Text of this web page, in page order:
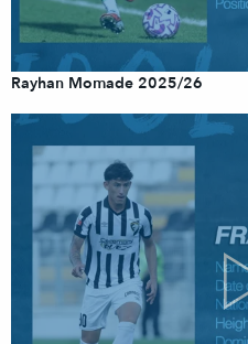
Rayhan Momade 2025/26